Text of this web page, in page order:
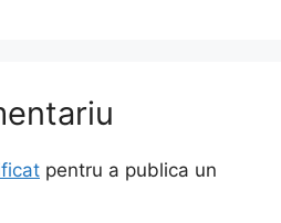
pentru a publica un